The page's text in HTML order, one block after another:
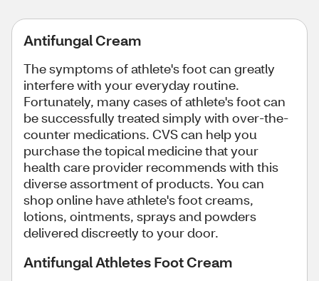
Antifungal Cream
The symptoms of athlete's foot can greatly
interfere with your everyday routine.
Fortunately, many cases of athlete's foot can
be successfully treated simply with over-the-
counter medications. CVS can help you
purchase the topical medicine that your
health care provider recommends with this
diverse assortment of products. You can
shop online have athlete's foot creams,
lotions, ointments, sprays and powders
delivered discreetly to your door.
Antifungal Athletes Foot Cream